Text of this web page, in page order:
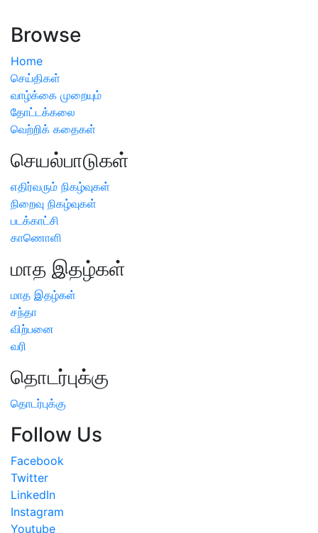
Browse
Home
செய்திகள்
வாழ்க்கை முறையும்
தோட்டக்கலை
வெற்றிக் கதைகள்
செயல்பாடுகள்
எதிர்வரும் நிகழ்வுகள்
நிறைவு நிகழ்வுகள்
படக்காட்சி
காணொளி
மாத இதழ்கள்
மாத இதழ்கள்
சந்தா
விற்பனை
வரி
தொடர்புக்கு
தொடர்புக்கு
Follow Us
Facebook
Twitter
LinkedIn
Instagram
Youtube